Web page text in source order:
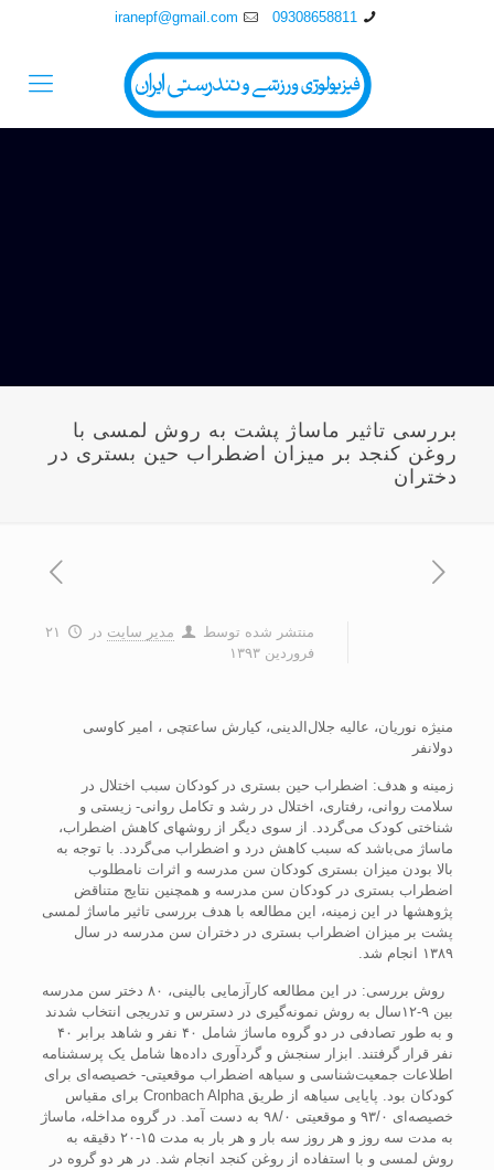
09308658811
iranepf@gmail.com
بررسی تاثير ماساژ پشت به روش لمسی با
روغن کنجد بر ميزان اضطراب حين بستری در
دختران
منتشر شده توسط مدیر سایت در
۲۱
فروردین ۱۳۹۳
منيژه نوريان، عاليه جلال‌الدينی، کيارش ساعتچی ، امير کاوسی
دولانفر
زمينه و هدف: اضطراب حين بستری در کودکان سبب اختلال در
سلامت روانی، رفتاری، اختلال در رشد و تکامل روانی- زيستی و
شناختی کودک می‌گردد. از سوی ديگر از روشهای کاهش اضطراب،
ماساژ می‌باشد که سبب کاهش درد و اضطراب می‌گردد. با توجه به
بالا بودن ميزان بستری کودکان سن مدرسه و اثرات نامطلوب
اضطراب بستری در کودکان سن مدرسه و همچنين نتايج متناقض
پژوهشها در اين زمينه، اين مطالعه با هدف بررسی تاثير ماساژ لمسی
پشت بر ميزان اضطراب بستری در دختران سن مدرسه در سال
۱۳۸۹ انجام شد.
روش بررسی: در اين مطالعه کارآزمايی بالينی، ۸۰ دختر سن مدرسه
بين ۹-۱۲سال به روش نمونه‌گيری در دسترس و تدريجی انتخاب شدند
و به طور تصادفی در دو گروه ماساژ شامل ۴۰ نفر و شاهد برابر ۴۰
نفر قرار گرفتند. ابزار سنجش و گردآوری داده‌ها شامل يک پرسشنامه
اطلاعات جمعيت‌شناسی و سياهه اضطراب موقعيتی- خصيصه‌ای برای
کودکان بود. پايايی سياهه از طريق Cronbach Alpha برای مقياس
خصيصه‌ای ۹۳/۰ و موقعيتی ۹۸/۰ به دست آمد. در گروه مداخله، ماساژ
به مدت سه روز و هر روز سه بار و هر بار به مدت ۱۵-۲۰ دقيقه به
روش لمسی و با استفاده از روغن کنجد انجام شد. در هر دو گروه در